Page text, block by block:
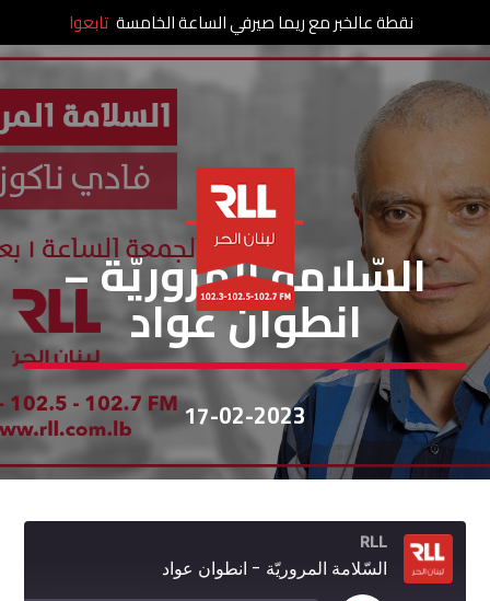
السلامة مرورية
السّلامة المروريّة –
انطوان عواد
17-02-2023
RLL
السّلامة المروريّة - انطوان عواد
نقطة عالخبر مع ريما صيرفي الساعة الخامسة تابعوا